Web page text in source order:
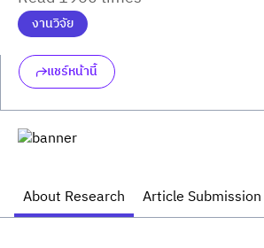
งานวิจัย
แชร์หน้านี้
About Research Article Submission